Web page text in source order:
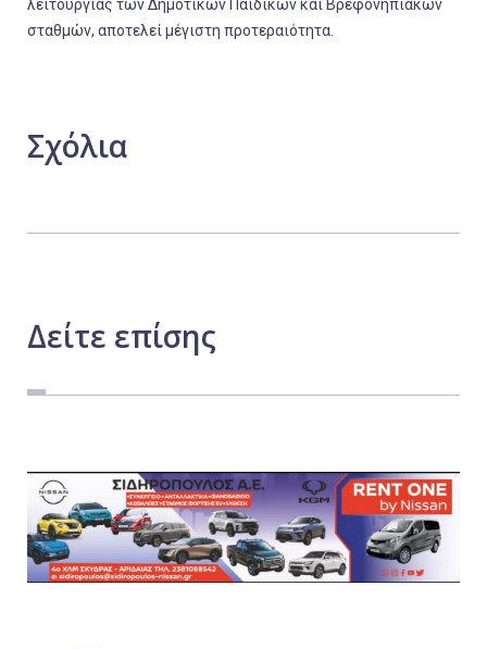
λειτουργίας των Δημοτικών Παιδικών και Βρεφονηπιακών
σταθμών, αποτελεί μέγιστη προτεραιότητα.
Σχόλια
Δείτε επίσης